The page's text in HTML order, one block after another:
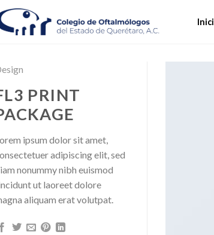
PRINT
ipsum dolor sit amet,
adipiscing elit, sed
nonummy nibh euismod
ut laoreet dolore
aliquam erat volutpat.